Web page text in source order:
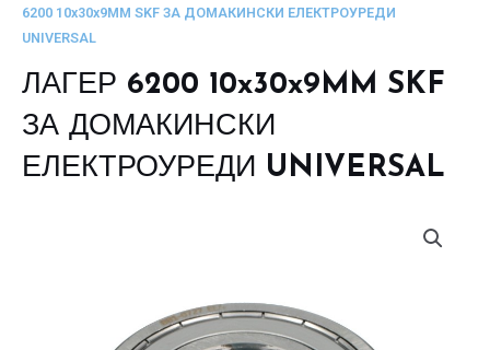
6200 10x30x9MM SKF ЗА ДОМАКИНСКИ ЕЛЕКТРОУРЕДИ
UNIVERSAL
ЛАГЕР 6200 10x30x9MM SKF
ЗА ДОМАКИНСКИ
ЕЛЕКТРОУРЕДИ UNIVERSAL